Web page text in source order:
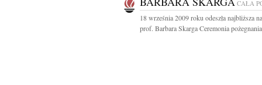
CAŁA
18 września 2009 roku odeszła najbliższa
prof. Barbara Skarga Ceremonia